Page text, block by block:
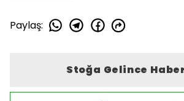
Paylaş:
Stoğa Gelince